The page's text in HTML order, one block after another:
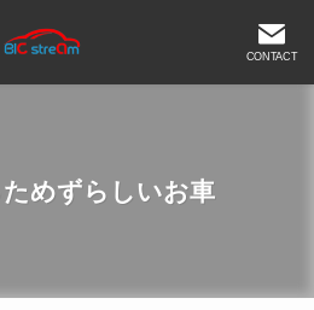
CONTACT
めずらしいお車